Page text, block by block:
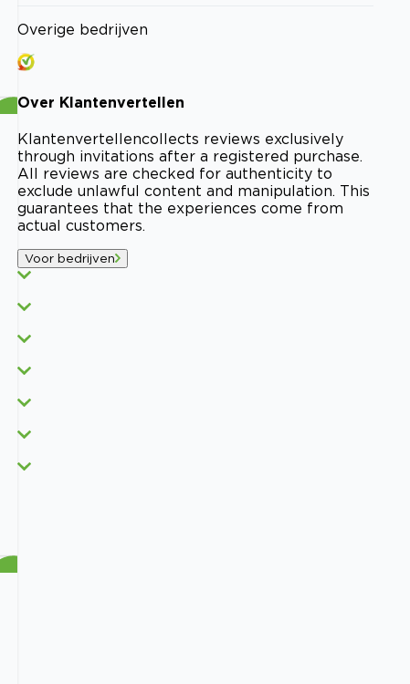
Overige bedrijven
Over Klantenvertellen
Klantenvertellencollects reviews exclusively
through invitations after a registered purchase.
All reviews are checked for authenticity to
exclude unlawful content and manipulation. This
guarantees that the experiences come from
actual customers.
Voor bedrijven